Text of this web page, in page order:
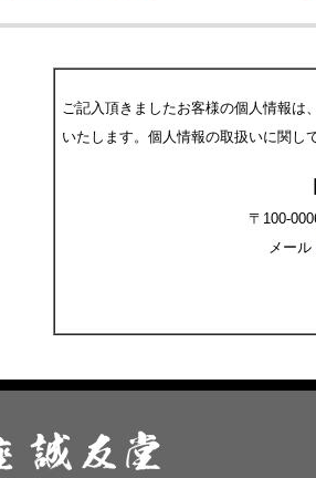
ご記入頂きましたお客様の個人情報
いたします。個人情報の取扱いに関し
〒100-
メール